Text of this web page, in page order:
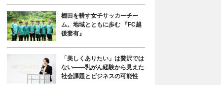
棚田を耕す女子サッカーチー
ム。地域とともに歩む 『FC越
後妻有』
「美しくありたい」は贅沢では
ない――乳がん経験から見えた
社会課題とビジネスの可能性